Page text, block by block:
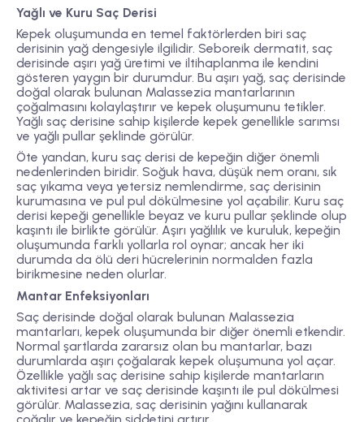
Yağlı ve Kuru Saç Derisi
Kepek oluşumunda en temel faktörlerden biri saç
derisinin yağ dengesiyle ilgilidir. Seboreik dermatit, saç
derisinde aşırı yağ üretimi ve iltihaplanma ile kendini
gösteren yaygın bir durumdur. Bu aşırı yağ, saç derisinde
doğal olarak bulunan Malassezia mantarlarının
çoğalmasını kolaylaştırır ve kepek oluşumunu tetikler.
Yağlı saç derisine sahip kişilerde kepek genellikle sarımsı
ve yağlı pullar şeklinde görülür.
Öte yandan, kuru saç derisi de kepeğin diğer önemli
nedenlerinden biridir. Soğuk hava, düşük nem oranı, sık
saç yıkama veya yetersiz nemlendirme, saç derisinin
kurumasına ve pul pul dökülmesine yol açabilir. Kuru saç
derisi kepeği genellikle beyaz ve kuru pullar şeklinde olup
kaşıntı ile birlikte görülür. Aşırı yağlılık ve kuruluk, kepeğin
oluşumunda farklı yollarla rol oynar; ancak her iki
durumda da ölü deri hücrelerinin normalden fazla
birikmesine neden olurlar.
Mantar Enfeksiyonları
Saç derisinde doğal olarak bulunan Malassezia
mantarları, kepek oluşumunda bir diğer önemli etkendir.
Normal şartlarda zararsız olan bu mantarlar, bazı
durumlarda aşırı çoğalarak kepek oluşumuna yol açar.
Özellikle yağlı saç derisine sahip kişilerde mantarların
aktivitesi artar ve saç derisinde kaşıntı ile pul dökülmesi
görülür. Malassezia, saç derisinin yağını kullanarak